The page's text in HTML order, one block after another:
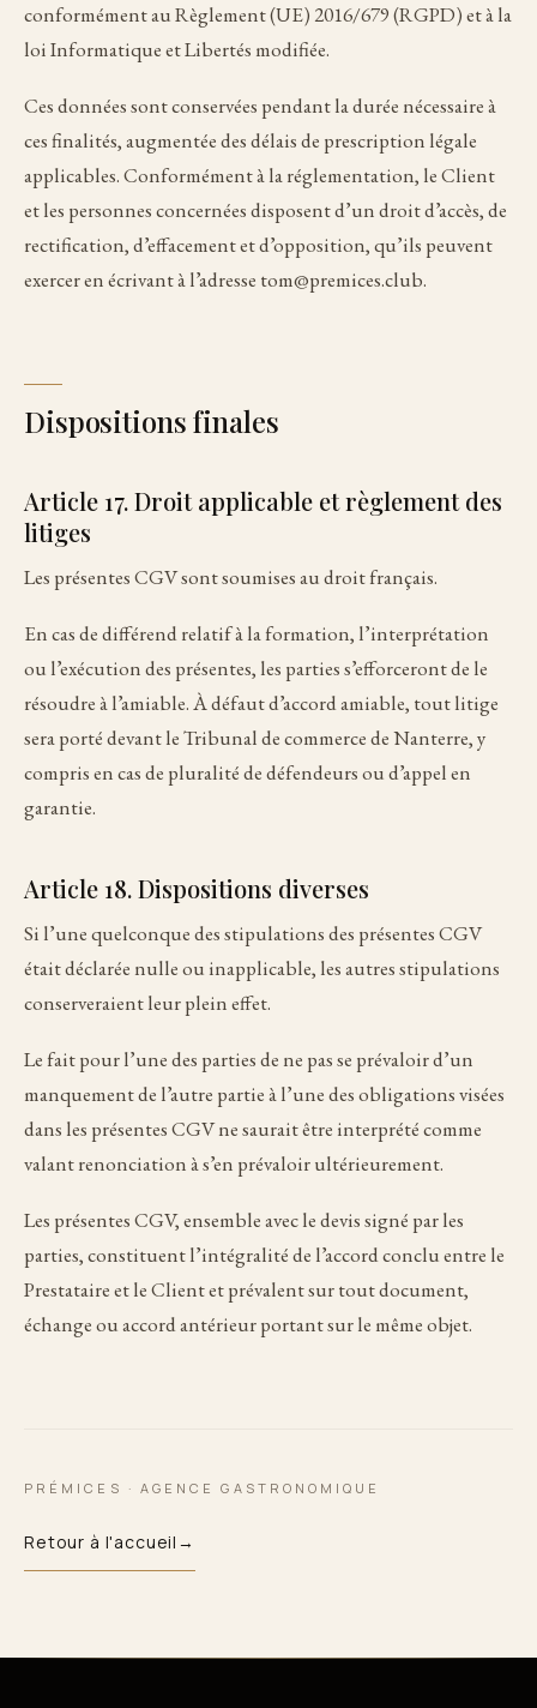
conformément au Règlement (UE) 2016/679 (RGPD) et à la
loi Informatique et Libertés modifiée.
Ces données sont conservées pendant la durée nécessaire à
ces finalités, augmentée des délais de prescription légale
applicables. Conformément à la réglementation, le Client
et les personnes concernées disposent d’un droit d’accès, de
rectification, d’effacement et d’opposition, qu’ils peuvent
exercer en écrivant à l’adresse tom@premices.club.
Dispositions finales
Article 17. Droit applicable et règlement des
litiges
Les présentes CGV sont soumises au droit français.
En cas de différend relatif à la formation, l’interprétation
ou l’exécution des présentes, les parties s’efforceront de le
résoudre à l’amiable. À défaut d’accord amiable, tout litige
sera porté devant le Tribunal de commerce de Nanterre, y
compris en cas de pluralité de défendeurs ou d’appel en
garantie.
Article 18. Dispositions diverses
Si l’une quelconque des stipulations des présentes CGV
était déclarée nulle ou inapplicable, les autres stipulations
conserveraient leur plein effet.
Le fait pour l’une des parties de ne pas se prévaloir d’un
manquement de l’autre partie à l’une des obligations visées
dans les présentes CGV ne saurait être interprété comme
valant renonciation à s’en prévaloir ultérieurement.
Les présentes CGV, ensemble avec le devis signé par les
parties, constituent l’intégralité de l’accord conclu entre le
Prestataire et le Client et prévalent sur tout document,
échange ou accord antérieur portant sur le même objet.
PRÉMICES · AGENCE GASTRONOMIQUE
Retour à l'accueil →